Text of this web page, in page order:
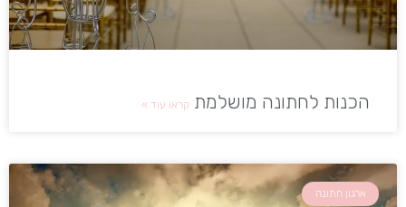
הכנות לחתונה מושלמת קראו עוד »
ארגון חתונה